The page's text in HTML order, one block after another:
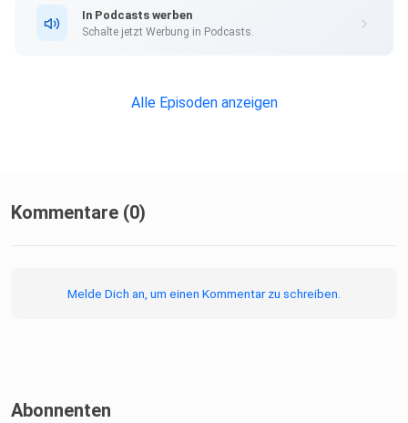
In Podcasts werben
Schalte jetzt Werbung in Podcasts.
Alle Episoden anzeigen
Kommentare (0)
Melde Dich an, um einen Kommentar zu schreiben.
Abonnenten